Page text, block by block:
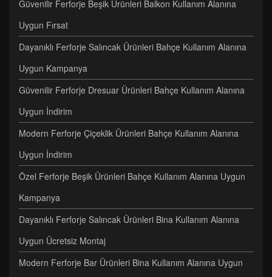
Güvenilir Ferforje Beşik Ürünleri Balkon Kullanım Alanına
Uygun Fırsat
Dayanıklı Ferforje Salıncak Ürünleri Bahçe Kullanım Alanına
Uygun Kampanya
Güvenilir Ferforje Dresuar Ürünleri Bahçe Kullanım Alanına
Uygun İndirim
Modern Ferforje Çiçeklik Ürünleri Bahçe Kullanım Alanına
Uygun İndirim
Özel Ferforje Beşik Ürünleri Bahçe Kullanım Alanına Uygun
Kampanya
Dayanıklı Ferforje Salıncak Ürünleri Bina Kullanım Alanına
Uygun Ücretsiz Montaj
Modern Ferforje Bar Ürünleri Bina Kullanım Alanına Uygun